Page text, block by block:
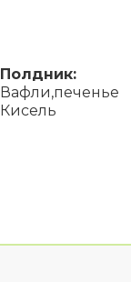
Полдник:
Вафли,печенье
Кисель